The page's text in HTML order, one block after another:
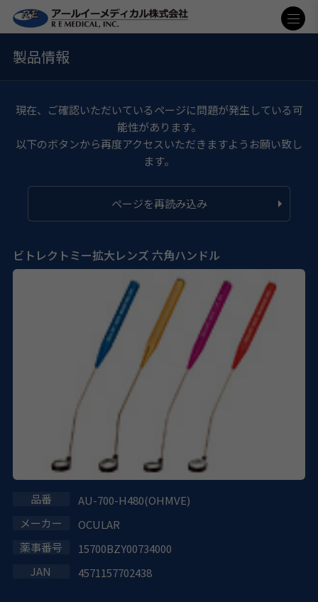
製品情報
現在、ご確認いただいているページに問題が発生している可
能性があります。
以下のボタンから再度アクセスいただきますようお願い致し
ます。
ページを再読み込み
ビトレクトミー拡大レンズ 六角ハンドル
AU-700-H480(OHMVE)
OCULAR
15700BZY00734000
4571157702438